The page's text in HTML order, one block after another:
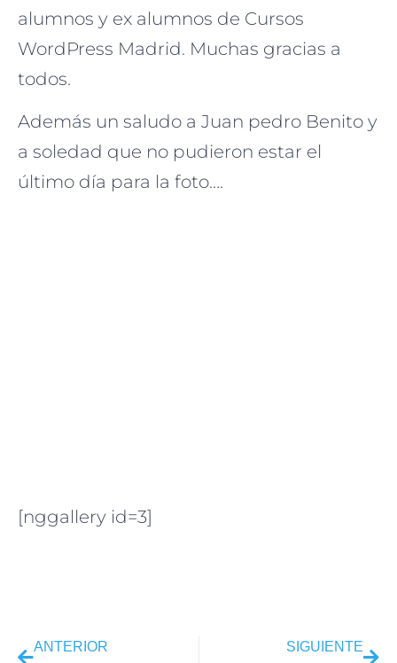
alumnos y ex alumnos de Cursos
WordPress Madrid. Muchas gracias a
todos.
Además un saludo a Juan pedro Benito y
a soledad que no pudieron estar el
último día para la foto….
[nggallery id=3]
ANTERIOR SIGUIENTE